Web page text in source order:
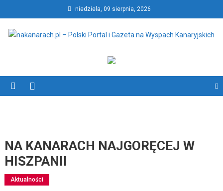
to
content
niedziela, 09 sierpnia, 2026
nakanarach.pl – Polski Portal
i Gazeta na Wyspach
Kanaryjskich
NA KANARACH NAJGORĘCEJ W
HISZPANII
Aktualności